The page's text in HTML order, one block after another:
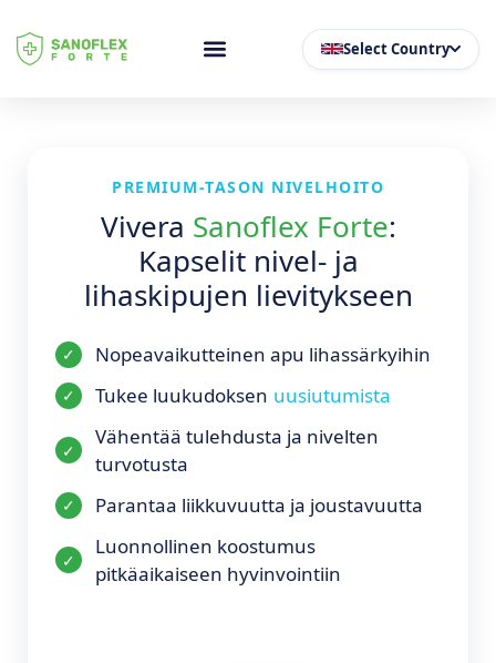
Select Country
PREMIUM-TASON NIVELHOITO
Vivera Sanoflex Forte:
Kapselit nivel- ja
lihaskipujen lievitykseen
Nopeavaikutteinen apu lihassärkyihin
Tukee luukudoksen uusiutumista
Vähentää tulehdusta ja nivelten
turvotusta
Parantaa liikkuvuutta ja joustavuutta
Luonnollinen koostumus
pitkäaikaiseen hyvinvointiin